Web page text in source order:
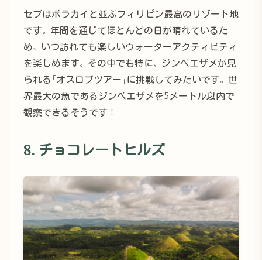
セブはボラカイと並ぶフィリピン最高のリゾート地
です。年間を通じてほとんどの日が晴れているた
め、いつ訪れても楽しいウォーターアクティビティ
を楽しめます。その中でも特に、ジンベエザメが見
られる「オスロブツアー」に挑戦してみたいです。世
界最大の魚であるジンベエザメを5メートル以内で
観察できるそうです！
8. チョコレートヒルズ